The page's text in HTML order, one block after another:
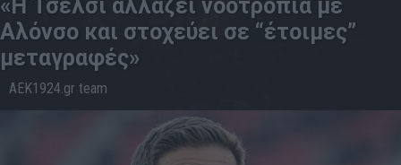
«Η Τσέλσι αλλάζει νοοτροπία με
Αλόνσο και στοχεύει σε “έτοιμες”
μεταγραφές»
AEK1924.gr team